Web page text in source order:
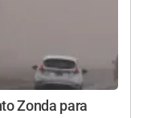
Zonda para